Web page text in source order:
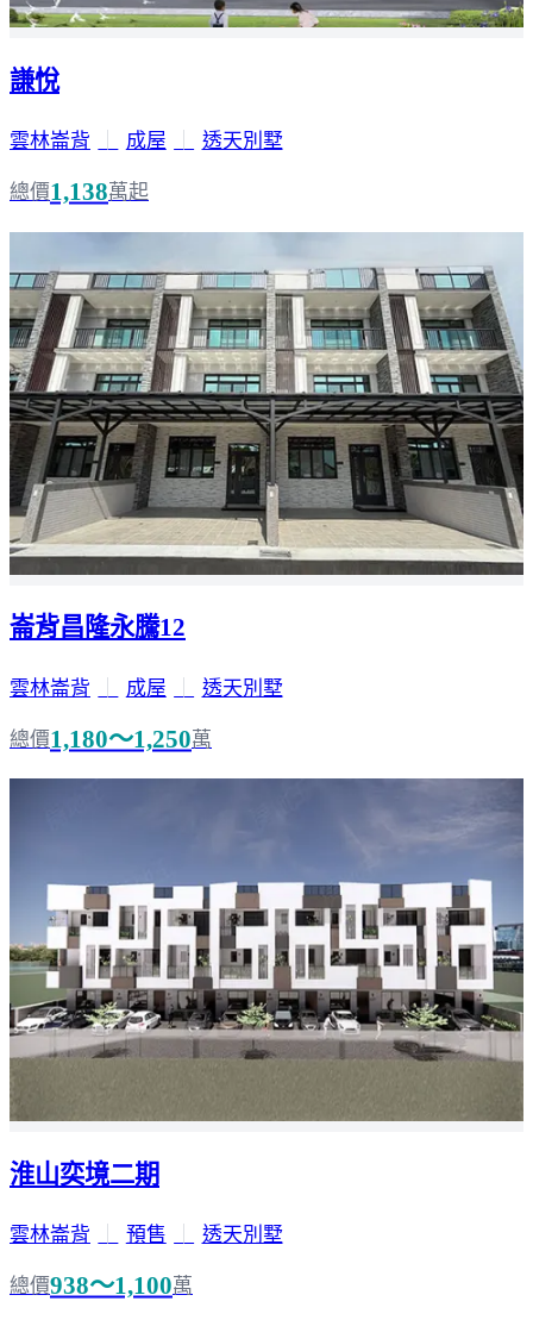
謙悅
雲林崙背 成屋 透天別墅
總價1,138萬起
崙背昌隆永騰12
雲林崙背 成屋 透天別墅
總價1,180～1,250萬
淮山奕境二期
雲林崙背 預售 透天別墅
總價938～1,100萬